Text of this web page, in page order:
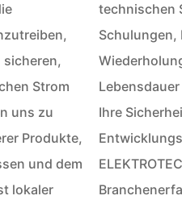
Strom
uns zu
Produkte,
und dem
lokaler
technischen
Schulungen,
Ihre